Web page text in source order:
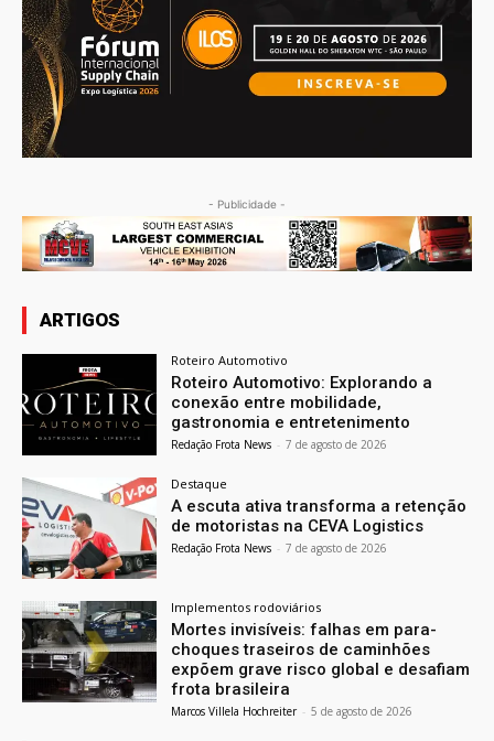
- Publicidade -
ARTIGOS
Roteiro Automotivo
Roteiro Automotivo: Explorando a
conexão entre mobilidade,
gastronomia e entretenimento
Redação Frota News - 7 de agosto de 2026
Destaque
A escuta ativa transforma a retenção
de motoristas na CEVA Logistics
Redação Frota News - 7 de agosto de 2026
Implementos rodoviários
Mortes invisíveis: falhas em para-
choques traseiros de caminhões
expõem grave risco global e desafiam
frota brasileira
Marcos Villela Hochreiter - 5 de agosto de 2026